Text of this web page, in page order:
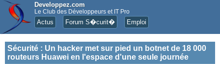
Developpez.com
Le Club des Développeurs et IT Pro
Actus Forum S�curit� Emploi
Sécurité : Un hacker met sur pied un botnet de 18 000
routeurs Huawei en l'espace d'une seule journée